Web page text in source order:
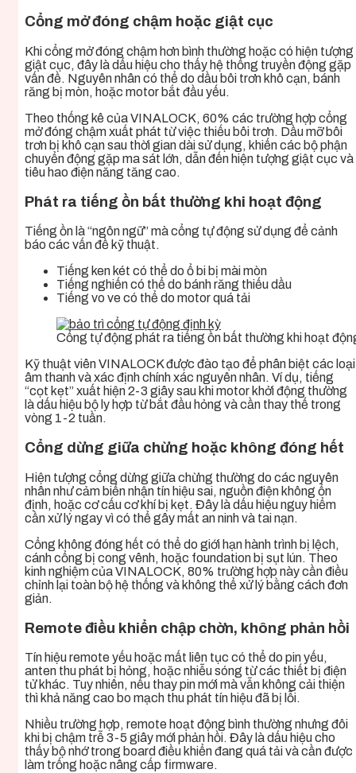
Cổng mở đóng chậm hoặc giật cục
Khi cổng mở đóng chậm hơn bình thường hoặc có hiện tượng
giật cục, đây là dấu hiệu cho thấy hệ thống truyền động gặp
vấn đề. Nguyên nhân có thể do dầu bôi trơn khô cạn, bánh
răng bị mòn, hoặc motor bắt đầu yếu.
Theo thống kê của VINALOCK, 60% các trường hợp cổng
mở đóng chậm xuất phát từ việc thiếu bôi trơn. Dầu mỡ bôi
trơn bị khô cạn sau thời gian dài sử dụng, khiến các bộ phận
chuyển động gặp ma sát lớn, dẫn đến hiện tượng giật cục và
tiêu hao điện năng tăng cao.
Phát ra tiếng ồn bất thường khi hoạt động
Tiếng ồn là “ngôn ngữ” mà cổng tự động sử dụng để cảnh
báo các vấn đề kỹ thuật.
Tiếng ken két có thể do ổ bi bị mài mòn
Tiếng nghiến có thể do bánh răng thiếu dầu
Tiếng vo ve có thể do motor quá tải
Cổng tự động phát ra tiếng ồn bất thường khi hoạt
Kỹ thuật viên VINALOCK được đào tạo để phân biệt các loại
âm thanh và xác định chính xác nguyên nhân. Ví dụ, tiếng
“cọt kẹt” xuất hiện 2-3 giây sau khi motor khởi động thường
là dấu hiệu bộ ly hợp từ bắt đầu hỏng và cần thay thế trong
vòng 1-2 tuần.
Cổng dừng giữa chừng hoặc không đóng hết
Hiện tượng cổng dừng giữa chừng thường do các nguyên
nhân như cảm biến nhận tín hiệu sai, nguồn điện không ổn
định, hoặc cơ cấu cơ khí bị kẹt. Đây là dấu hiệu nguy hiểm
cần xử lý ngay vì có thể gây mất an ninh và tai nạn.
Cổng không đóng hết có thể do giới hạn hành trình bị lệch,
cánh cổng bị cong vênh, hoặc foundation bị sụt lún. Theo
kinh nghiệm của VINALOCK, 80% trường hợp này cần điều
chỉnh lại toàn bộ hệ thống và không thể xử lý bằng cách đơn
giản.
Remote điều khiển chập chờn, không phản hồi
Tín hiệu remote yếu hoặc mất liên tục có thể do pin yếu,
anten thu phát bị hỏng, hoặc nhiễu sóng từ các thiết bị điện
tử khác. Tuy nhiên, nếu thay pin mới mà vẫn không cải thiện
thì khả năng cao bo mạch thu phát tín hiệu đã bị lỗi.
Nhiều trường hợp, remote hoạt động bình thường nhưng đôi
khi bị chậm trễ 3-5 giây mới phản hồi. Đây là dấu hiệu cho
thấy bộ nhớ trong board điều khiển đang quá tải và cần được
làm trống hoặc nâng cấp firmware.